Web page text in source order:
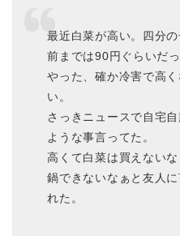
最近白菜が高い。四分
前までは90円ぐらいだ
やった、確か冷害で高
い。
さっきニュースで自宅
ような事言ってた。
高くて白菜は買えないな
鍋できないなぁと友人
れた。